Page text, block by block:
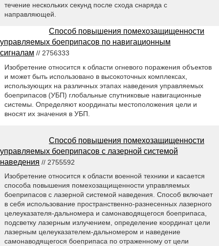
течение нескольких секунд после схода снаряда с
направляющей.
Способ повышения помехозащищенности
управляемых боеприпасов по навигационным
сигналам // 2756333
Изобретение относится к области огневого поражения объектов
и может быть использовано в высокоточных комплексах,
использующих на различных этапах наведения управляемых
боеприпасов (УБП) глобальные спутниковые навигационные
системы. Определяют координаты местоположения цели и
вносят их значения в УБП.
Способ повышения помехозащищенности
управляемых боеприпасов с лазерной системой
наведения // 2755592
Изобретение относится к области военной техники и касается
способа повышения помехозащищенности управляемых
боеприпасов с лазерной системой наведения. Способ включает
в себя использование пространственно-разнесенных лазерного
целеуказателя-дальномера и самонаводящегося боеприпаса,
подсветку лазерным излучением, определение координат цели
лазерным целеуказателем-дальномером и наведение
самонаводящегося боеприпаса по отраженному от цели